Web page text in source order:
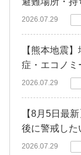
2026.07.29
【熊本地震
症・エコノミ
2026.07.29
【8月5日最
後に警戒した
2026.07.29